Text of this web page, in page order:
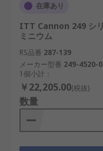
在庫あり
ITT Cannon 249 シ
ミニウム
RS品番 287-139
メーカー型番 249-4520-
1個小計：
￥22,205.00(税抜)
数量